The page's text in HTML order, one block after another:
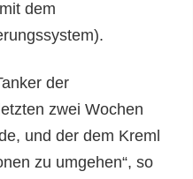
dem
der
zwei Wochen
und der dem Kreml
zu umgehen“, so